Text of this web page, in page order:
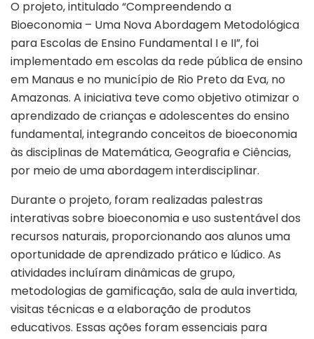
O projeto, intitulado “Compreendendo a
Bioeconomia – Uma Nova Abordagem Metodológica
para Escolas de Ensino Fundamental I e II”, foi
implementado em escolas da rede pública de ensino
em Manaus e no município de Rio Preto da Eva, no
Amazonas. A iniciativa teve como objetivo otimizar o
aprendizado de crianças e adolescentes do ensino
fundamental, integrando conceitos de bioeconomia
às disciplinas de Matemática, Geografia e Ciências,
por meio de uma abordagem interdisciplinar.
Durante o projeto, foram realizadas palestras
interativas sobre bioeconomia e uso sustentável dos
recursos naturais, proporcionando aos alunos uma
oportunidade de aprendizado prático e lúdico. As
atividades incluíram dinâmicas de grupo,
metodologias de gamificação, sala de aula invertida,
visitas técnicas e a elaboração de produtos
educativos. Essas ações foram essenciais para